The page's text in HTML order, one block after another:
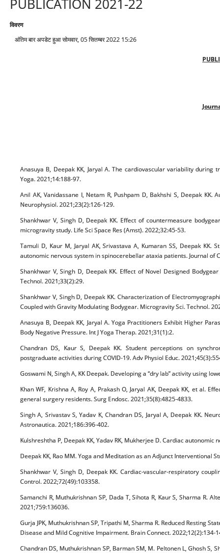
PUBLICATION 2021-22
विवरण
अंतिम बार अपडेट हुआ सोमवार, 05 सितम्बर 2022 15:26
Anasuya B, Deepak KK, Jaryal A. The cardiovascular variability
Yoga. 2021;14:188-97.
Anil AK, Vanidassane I, Netam R, Pushpam D, Bakhshi S, Deepak
Neurophysiol. 2021;23(2):126-129.
Shankhwar V, Singh D, Deepak KK. Effect of countermeasure
microgravity study. Life Sci Space Res (Amst). 2022;32:45-53.
Tamuli D, Kaur M, Jaryal AK, Srivastava A, Kumaran SS, Deepak
autonomic nervous system in spinocerebellar ataxia patients. Journal of
Shankhwar V, Singh D, Deepak KK. Effect of Novel Designed
Technol. 2021;33(2):29.
Shankhwar V, Singh D, Deepak KK. Characterization of
Coupled with Gravity Modulating Bodygear. Microgravity Sci. Technol.
Anasuya B, Deepak KK, Jaryal A. Yoga Practitioners Exhibit Higher
Body Negative Pressure. Int J Yoga Therap. 2021;31(1):2.
Chandran DS, Kaur S, Deepak KK. Student perceptions on
postgraduate activities during COVID-19. Adv Physiol Educ.
Goswami N, Singh A, KK Deepak. Developing a “dry lab” activity using
Khan WF, Krishna A, Roy A, Prakash O, Jaryal AK, Deepak KK, et al.
general surgery residents. Surg Endosc. 2021;35(8):4825-4833.
Singh A, Srivastav S, Yadav K, Chandran DS, Jaryal A, Deepak KK.
Astronautica. 2021;186:396-402.
Kulshreshtha P, Deepak KK, Yadav RK, Mukherjee D. Cardiac
Deepak KK, Rao MM. Yoga and Meditation as an Adjunct Interventional
Shankhwar V, Singh D, Deepak KK. Cardiac-vascular-respiratory
Control. 2022;72(49):103358.
Samanchi R, Muthukrishnan SP, Dada T, Sihota R, Kaur S, Sharma R.
2021;759:136036.
Gurja JPK, Muthukrishnan SP, Tripathi M, Sharma R. Reduced Resting
Disease and Mild Cognitive Impairment. Brain Connect. 2022;12(2):134-
Chandran DS, Muthukrishnan SP, Barman SM, M. Peltonen L, Ghosh